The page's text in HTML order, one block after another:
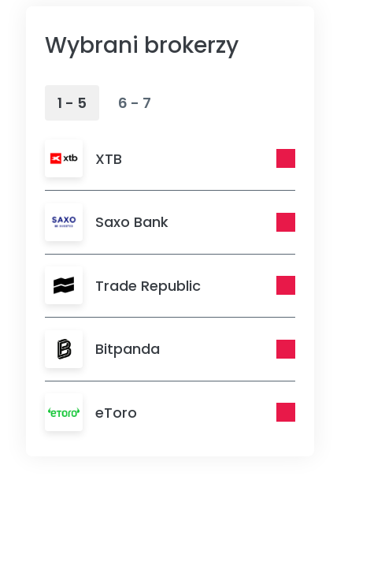
Wybrani brokerzy
1 - 5 6 - 7
XTB
Saxo Bank
Trade Republic
Bitpanda
eToro